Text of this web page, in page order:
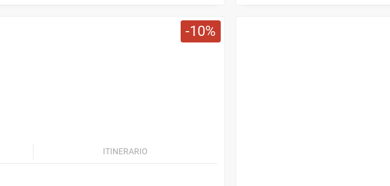
10
ITINERARIO